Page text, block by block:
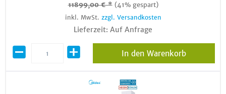
11899,00 € * (41% gespart)
inkl. MwSt. zzgl. Versandkosten
Lieferzeit: Auf Anfrage
In den Warenkorb